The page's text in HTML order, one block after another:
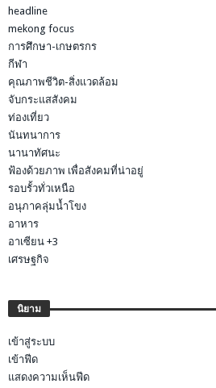
headline
mekong focus
การศึกษา-เกษตรกร
กีฬา
คุณภาพชีวิต-สิ่งแวดล้อม
จับกระแสสังคม
ท่องเที่ยว
นันทนาการ
นานาทัศนะ
ฟ้องด้วยภาพ เพื่อสังคมที่น่าอยู่
รอบรั้วทั่วเหนือ
อนุภาคลุ่มน้ำโขง
อาหาร
อาเซียน +3
เศรษฐกิจ
นิยาม
เข้าสู่ระบบ
เข้าฟีด
แสดงความเห็นฟีด